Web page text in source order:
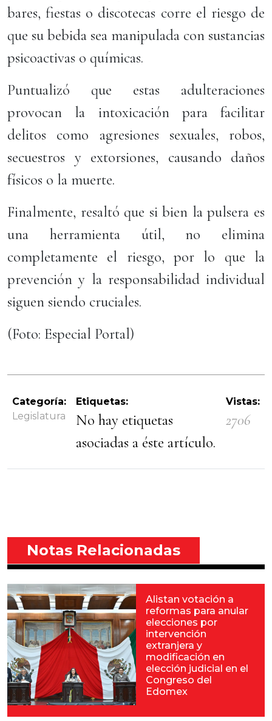
bares, fiestas o discotecas corre el riesgo de
que su bebida sea manipulada con sustancias
psicoactivas o químicas.
Puntualizó que estas adulteraciones
provocan la intoxicación para facilitar
delitos como agresiones sexuales, robos,
secuestros y extorsiones, causando daños
físicos o la muerte.
Finalmente, resaltó que si bien la pulsera es
una herramienta útil, no elimina
completamente el riesgo, por lo que la
prevención y la responsabilidad individual
siguen siendo cruciales.
(Foto: Especial Portal)
Categoría:
Legislatura
Etiquetas:
No hay etiquetas
asociadas a éste artículo.
Vistas:
2706
Notas Relacionadas
Alistan votación a
reformas para anular
elecciones por
intervención
extranjera y
modificación en
elección judicial en el
Congreso del
Edomex